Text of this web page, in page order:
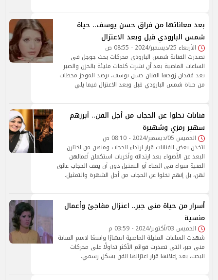
بعد معاناتها من فراق حسن يوسف.. حياة
شمس البارودي قبل وبعد الاعتزال
الأربعاء 25/ديسمبر/2024 - 08:55 ص
تصدرت الفنانة شمس البارودي محركات بحث جوجل في
الساعات الماضية بعد أن نشرت كلمات مليئة بالحزن والصبر
بعد فقدان زوجها الفنان حسن يوسف، يرصد الموجز محطات
من حياة شمس البارودي قبل وبعد الاعتزال فيما يلي
فنانات تخلوا عن الحجاب من أجل الفن.. أبرزهم
سهير رمزي وشهيرة
الخميس 05/ديسمبر/2024 - 08:10 ص
اتخذن بعض الفنانات قرار ارتداء الحجاب ومنهن من اختارن
البعد عن الأضواء بعد ارتدائه وأخريات استكملن أعمالهن
الفنية سواء فى الغناء أو التمثيل دون أن يقف الحجاب عائق
لهن، بل إنهم تخلوا عن الحجاب من أجل الشهرة والتمثيل.
أسرار من حياة منى جبر.. اعتزال مفاجئ وأعمال
منسية
الخميس 03/أكتوبر/2024 - 03:59 م
شهدت الساعات القليلة الماضية انتشارًا واسعًا لاسم الفنانة
منى جبر، التي تصدرت قوائم الأكثر تداولًا على محركات
البحث، بعد إعلانها قرار اعتزالها الفن بشكل رسمي.